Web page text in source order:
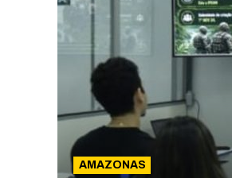
AMAZONAS